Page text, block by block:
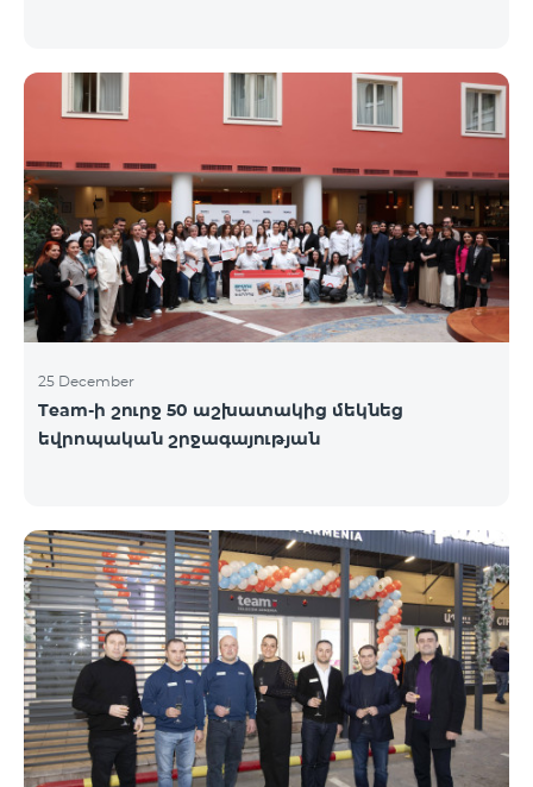
25 December
Team-ի շուրջ 50 աշխատակից մեկնեց
եվրոպական շրջագայության